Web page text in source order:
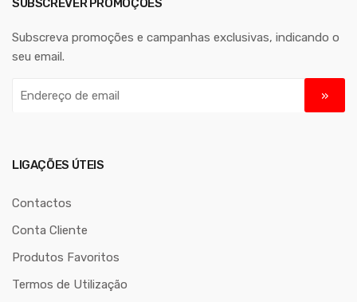
SUBSCREVER PROMOÇÕES
Subscreva promoções e campanhas exclusivas, indicando o
seu email.
r
ç
e
e
LIGAÇÕES ÚTEIS
Contactos
Conta Cliente
Produtos Favoritos
Termos de Utilização